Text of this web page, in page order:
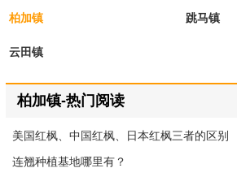
柏加镇 跳马镇
云田镇
柏加镇-热门阅读
美国红枫、中国红枫、日本红枫三者的区别
连翘种植基地哪里有？